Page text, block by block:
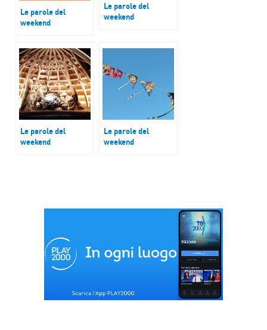
Le parole del
weekend
Le parole del
weekend
Piccolo”
Le parole del
weekend
Le parole del
weekend